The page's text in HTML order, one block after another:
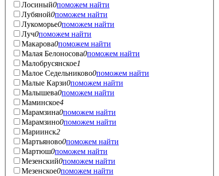
Лосиный0поможем найти
Лубяной0поможем найти
Лукоморье0поможем найти
Луч0поможем найти
Макарова0поможем найти
Малая Белоносова0поможем найти
Малобрусянское1
Малое Седельниково0поможем найти
Малые Карзи0поможем найти
Малышева0поможем найти
Маминское4
Марамзина0поможем найти
Марамзино0поможем найти
Мариинск2
Мартьяново0поможем найти
Мартюш0поможем найти
Мезенский0поможем найти
Мезенское0поможем найти